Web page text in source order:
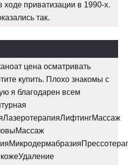
ходе приватизации в 1990-х.
так.
цена осматривать
купить. Плохо знакомы с
я благодарен всем